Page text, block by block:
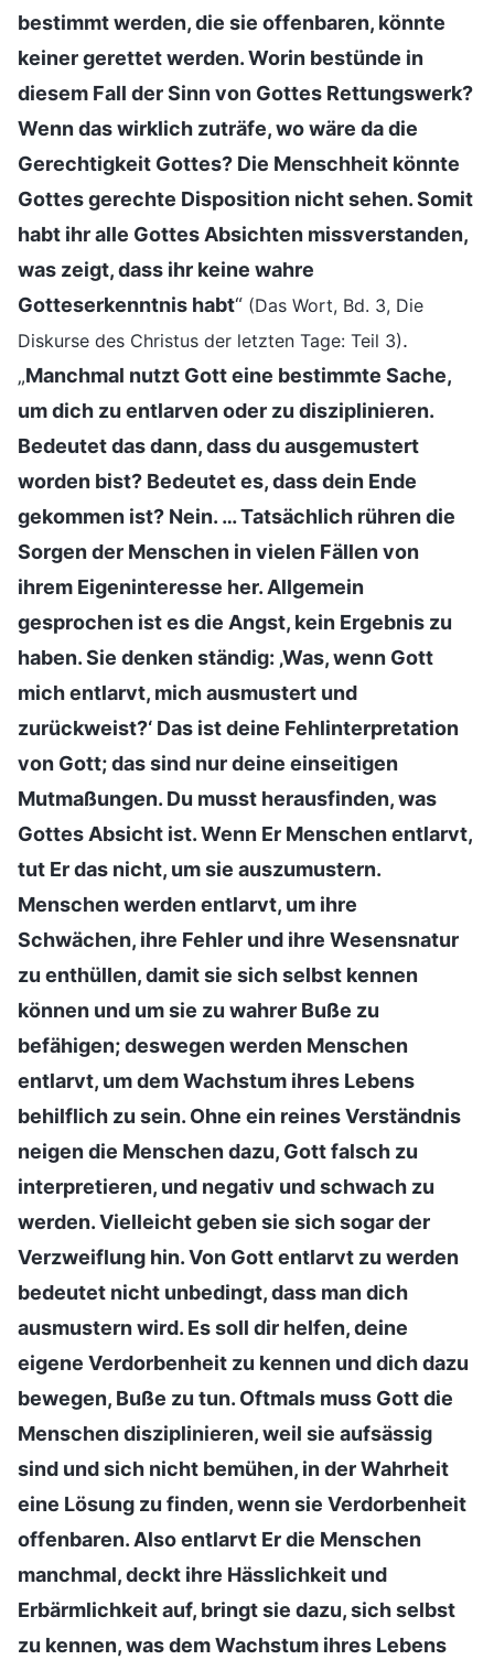
bestimmt werden, die sie offenbaren, könnte
keiner gerettet werden. Worin bestünde in
diesem Fall der Sinn von Gottes Rettungswerk?
Wenn das wirklich zuträfe, wo wäre da die
Gerechtigkeit Gottes? Die Menschheit könnte
Gottes gerechte Disposition nicht sehen. Somit
habt ihr alle Gottes Absichten missverstanden,
was zeigt, dass ihr keine wahre
Gotteserkenntnis habt“ (Das Wort, Bd. 3, Die
Diskurse des Christus der letzten Tage: Teil 3).
„Manchmal nutzt Gott eine bestimmte Sache,
um dich zu entlarven oder zu disziplinieren.
Bedeutet das dann, dass du ausgemustert
worden bist? Bedeutet es, dass dein Ende
gekommen ist? Nein. … Tatsächlich rühren die
Sorgen der Menschen in vielen Fällen von
ihrem Eigeninteresse her. Allgemein
gesprochen ist es die Angst, kein Ergebnis zu
haben. Sie denken ständig: ‚Was, wenn Gott
mich entlarvt, mich ausmustert und
zurückweist?‘ Das ist deine Fehlinterpretation
von Gott; das sind nur deine einseitigen
Mutmaßungen. Du musst herausfinden, was
Gottes Absicht ist. Wenn Er Menschen entlarvt,
tut Er das nicht, um sie auszumustern.
Menschen werden entlarvt, um ihre
Schwächen, ihre Fehler und ihre Wesensnatur
zu enthüllen, damit sie sich selbst kennen
können und um sie zu wahrer Buße zu
befähigen; deswegen werden Menschen
entlarvt, um dem Wachstum ihres Lebens
behilflich zu sein. Ohne ein reines Verständnis
neigen die Menschen dazu, Gott falsch zu
interpretieren, und negativ und schwach zu
werden. Vielleicht geben sie sich sogar der
Verzweiflung hin. Von Gott entlarvt zu werden
bedeutet nicht unbedingt, dass man dich
ausmustern wird. Es soll dir helfen, deine
eigene Verdorbenheit zu kennen und dich dazu
bewegen, Buße zu tun. Oftmals muss Gott die
Menschen disziplinieren, weil sie aufsässig
sind und sich nicht bemühen, in der Wahrheit
eine Lösung zu finden, wenn sie Verdorbenheit
offenbaren. Also entlarvt Er die Menschen
manchmal, deckt ihre Hässlichkeit und
Erbärmlichkeit auf, bringt sie dazu, sich selbst
zu kennen, was dem Wachstum ihres Lebens